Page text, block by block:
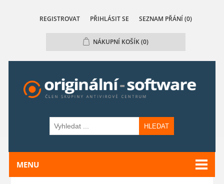
REGISTROVAT PŘIHLÁSIT SE SEZNAM PŘÁNÍ (0)
NÁKUPNÍ KOŠÍK(0)
HLEDAT
MENU